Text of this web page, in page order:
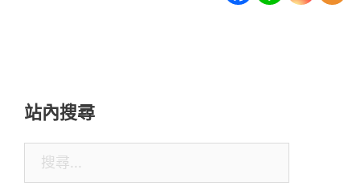
站內搜尋